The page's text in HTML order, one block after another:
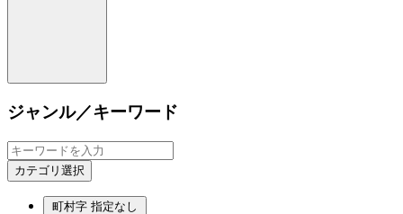
ジャンル／キーワード
カテゴリ選択
町村字 指定なし